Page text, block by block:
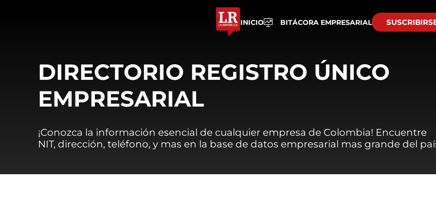
INICIO BITÁCORA EMPRESARIAL
DIRECTORIO REGISTRO ÚNICO
EMPRESARIAL
¡Conozca la información esencial de cualquier empresa de Colombia! Encuentre
NIT, dirección, teléfono, y mas en la base de datos empresarial mas grande del